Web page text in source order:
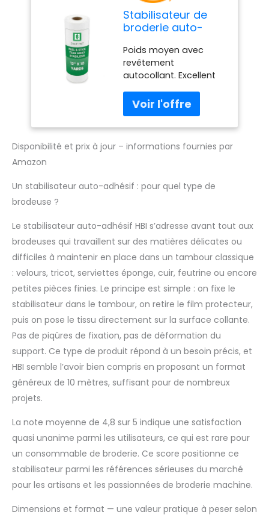
Stabilisateur de
broderie auto-
machine à broder
30,5 cm x 10 m
Poids moyen avec
revêtement
autocollant. Excellent
extensibles et la
broderie sans cercle.
Adhésif conçu pour la
facilement et
Disponibilité et prix à jour – informations fournies par
Amazon
Un stabilisateur auto-adhésif : pour quel type de
brodeuse ?
Le stabilisateur auto-adhésif HBI s’adresse avant tout aux
brodeuses qui travaillent sur des matières délicates ou
difficiles à maintenir en place dans un tambour classique
: velours, tricot, serviettes éponge, cuir, feutrine ou encore
petites pièces finies. Le principe est simple : on fixe le
stabilisateur dans le tambour, on retire le film protecteur,
puis on pose le tissu directement sur la surface collante.
Pas de piqûres de fixation, pas de déformation du
support. Ce type de produit répond à un besoin précis, et
HBI semble l’avoir bien compris en proposant un format
généreux de 10 mètres, suffisant pour de nombreux
projets.
La note moyenne de 4,8 sur 5 indique une satisfaction
quasi unanime parmi les utilisateurs, ce qui est rare pour
un consommable de broderie. Ce score positionne ce
stabilisateur parmi les références sérieuses du marché
pour les artisans et les passionnées de broderie machine.
Dimensions et format — une valeur pratique à peser selon